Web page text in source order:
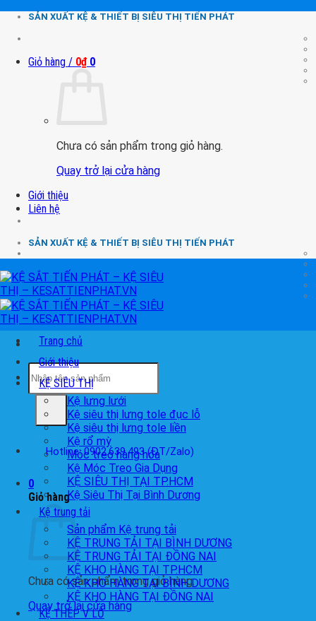
Chuyển
dung
SẢN XUẤT KỆ & THIẾT BỊ SIÊU THỊ TIẾN PHÁT
Giỏ hàng / 0₫ 0
Chưa có sản phẩm trong giỏ hàng.
Quay trở lại cửa hàng
Giới thiệu
Liên hệ
SẢN XUẤT KỆ & THIẾT BỊ SIÊU THỊ TIẾN PHÁT
Tìm
kiếm:
Hotline: 0902.639.493 (ĐT/Zalo)
0
Giỏ hàng
Chưa có sản phẩm trong giỏ hàng.
Quay trở lại cửa hàng
Trang chủ
Giới thiệu
KỆ SIÊU THỊ
Kệ lưng lưới
Kệ siêu thị lưng tole đục lỗ
Kệ siêu thị lưng tole liền
Kệ rổ mỳ
Móc treo hàng hóa
Kệ Móc Treo Gia Dụng
KỆ SIÊU THỊ TẠI TP.HCM
Kệ Siêu Thị Tại Bình Dương
Kệ trung tải
Sản phẩm Kệ trung tải
KỆ TRUNG TẢI TẠI BÌNH DƯƠNG
KỆ TRUNG TẢI TẠI ĐỒNG NAI
KỆ KHO HÀNG TẠI TP.HCM
KỆ KHO HÀNG TẠI BÌNH DƯƠNG
KỆ KHO HÀNG TẠI ĐỒNG NAI
KỆ THÉP V LỖ